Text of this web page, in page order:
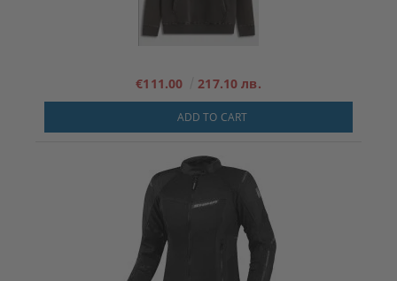
€111.00 217.10 лв.
ADD TO CART